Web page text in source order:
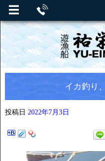
イカ釣り
投稿日 2022年7月3日